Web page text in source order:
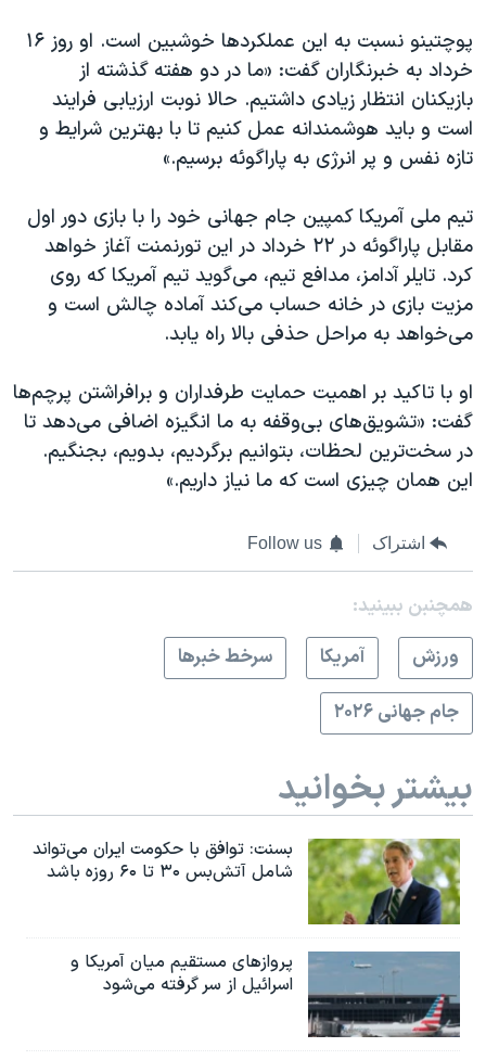
پوچتینو نسبت به این عملکردها خوشبین است. او روز ۱۶
خرداد به خبرنگاران گفت: «ما در دو هفته گذشته از
بازیکنان انتظار زیادی داشتیم. حالا نوبت ارزیابی فرایند
است و باید هوشمندانه عمل کنیم تا با بهترین شرایط و
تازه نفس و پر انرژی به پاراگوئه برسیم.»
تیم ملی آمریکا کمپین جام جهانی خود را با بازی دور اول
مقابل پاراگوئه در ۲۲ خرداد در این تورنمنت آغاز خواهد
کرد. تایلر آدامز، مدافع تیم، می‌گوید تیم آمریکا که روی
مزیت بازی در خانه حساب می‌کند آماده چالش است و
می‌خواهد به مراحل حذفی بالا راه یابد.
او با تاکید بر اهمیت حمایت طرفداران و برافراشتن پرچم‌ها
گفت: «تشویق‌های بی‌وقفه به ما انگیزه اضافی می‌دهد تا
در سخت‌ترین لحظات، بتوانیم برگردیم، بدویم، بجنگیم.
این همان چیزی است که ما نیاز داریم.»
اشتراک Follow us
همچنبن ببینید:
ورزش
آمريکا
سرخط خبرها
جام جهانی ۲۰۲۶
بیشتر بخوانید
بسنت: توافق با حکومت ایران می‌تواند
شامل آتش‌بس ۳۰ تا ۶۰ روزه باشد
پروازهای مستقیم میان آمریکا و
اسرائیل از سر گرفته می‌شود